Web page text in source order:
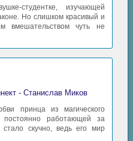
студентке, изучающей
Но слишком красивый и
вмешательством чуть не
- Станислав Миков
принца из магического
работающей за
скучно, ведь его мир